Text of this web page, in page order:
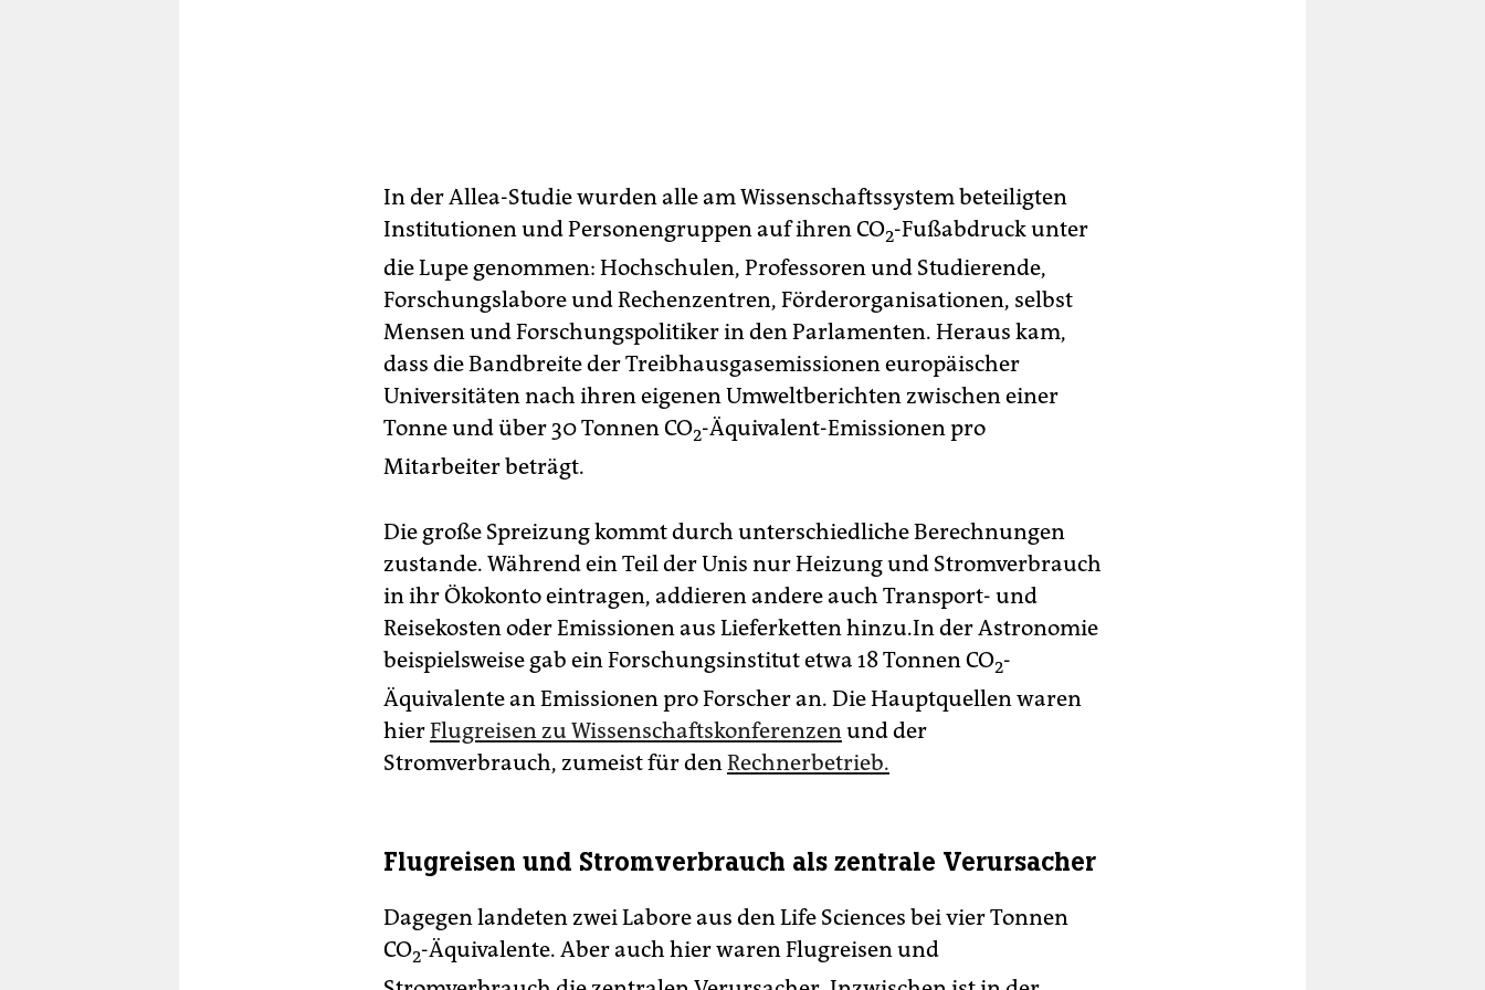
In der Allea-Studie wurden alle am Wissenschaftssystem beteiligten
Institutionen und Personengruppen auf ihren CO2-Fußabdruck unter
die Lupe genommen: Hochschulen, Professoren und Studierende,
Forschungslabore und Rechenzentren, Förderorganisationen, selbst
Mensen und Forschungspolitiker in den Parlamenten. Heraus kam,
dass die Bandbreite der Treibhausgasemissionen europäischer
Universitäten nach ihren eigenen Umweltberichten zwischen einer
Tonne und über 30 Tonnen CO2-Äquivalent-Emissionen pro
Mitarbeiter beträgt.
Die große Spreizung kommt durch unterschiedliche Berechnungen
zustande. Während ein Teil der Unis nur Heizung und Stromverbrauch
in ihr Ökokonto eintragen, addieren andere auch Transport- und
Reisekosten oder Emissionen aus Lieferketten hinzu.In der Astronomie
beispielsweise gab ein Forschungsinstitut etwa 18 Tonnen CO2-
Äquivalente an Emissionen pro Forscher an. Die Hauptquellen waren
hierFlugreisen zu Wissenschaftskonferenzenund der
Stromverbrauch, zumeist für denRechnerbetrieb.
Flugreisen und Stromverbrauch als zentrale Verursacher
Dagegen landeten zwei Labore aus den Life Sciences bei vier Tonnen
CO2-Äquivalente. Aber auch hier waren Flugreisen und